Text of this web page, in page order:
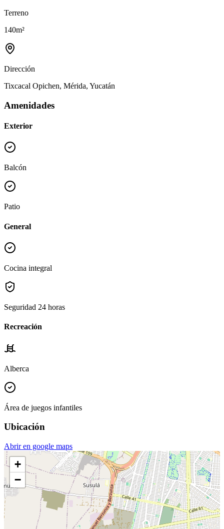
Terreno
140m²
Dirección
Tixcacal Opichen, Mérida, Yucatán
Amenidades
Exterior
Balcón
Patio
General
Cocina integral
Seguridad 24 horas
Recreación
Alberca
Área de juegos infantiles
Ubicación
Abrir en google maps
+
−